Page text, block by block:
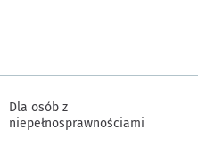
Dla osób z
niepełnosprawnościami